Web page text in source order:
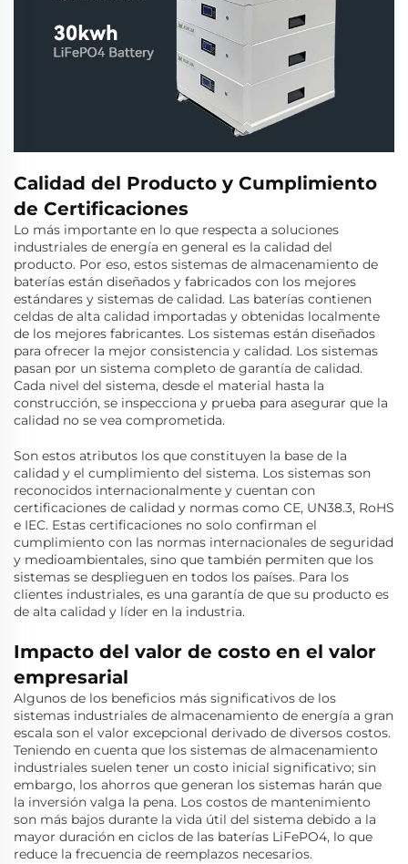
Calidad del Producto y Cumplimiento
de Certificaciones
Lo más importante en lo que respecta a soluciones
industriales de energía en general es la calidad del
producto. Por eso, estos sistemas de almacenamiento de
baterías están diseñados y fabricados con los mejores
estándares y sistemas de calidad. Las baterías contienen
celdas de alta calidad importadas y obtenidas localmente
de los mejores fabricantes. Los sistemas están diseñados
para ofrecer la mejor consistencia y calidad. Los sistemas
pasan por un sistema completo de garantía de calidad.
Cada nivel del sistema, desde el material hasta la
construcción, se inspecciona y prueba para asegurar que la
calidad no se vea comprometida.
Son estos atributos los que constituyen la base de la
calidad y el cumplimiento del sistema. Los sistemas son
reconocidos internacionalmente y cuentan con
certificaciones de calidad y normas como CE, UN38.3, RoHS
e IEC. Estas certificaciones no solo confirman el
cumplimiento con las normas internacionales de seguridad
y medioambientales, sino que también permiten que los
sistemas se desplieguen en todos los países. Para los
clientes industriales, es una garantía de que su producto es
de alta calidad y líder en la industria.
Impacto del valor de costo en el valor
empresarial
Algunos de los beneficios más significativos de los
sistemas industriales de almacenamiento de energía a gran
escala son el valor excepcional derivado de diversos costos.
Teniendo en cuenta que los sistemas de almacenamiento
industriales suelen tener un costo inicial significativo; sin
embargo, los ahorros que generan los sistemas harán que
la inversión valga la pena. Los costos de mantenimiento
son más bajos durante la vida útil del sistema debido a la
mayor duración en ciclos de las baterías LiFePO4, lo que
reduce la frecuencia de reemplazos necesarios.